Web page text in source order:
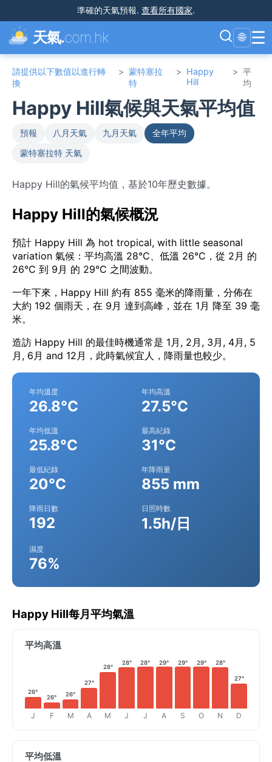
準確的天氣預報. 查看所有國家.
天氣.com.hk 🌐 ☰
請提供以下數值以進行轉
換
> 蒙特塞拉
特
> Happy
Hill
> 平
均
Happy Hill氣候與天氣平均值
預報 八月天氣 九月天氣
全年平均
蒙特塞拉特 天氣
Happy Hill的氣候平均值，基於10年歷史數據。
Happy Hill的氣候概況
預計 Happy Hill 為 hot tropical, with little seasonal
variation 氣候：平均高溫 28°C、低溫 26°C，從 2月 的
26°C 到 9月 的 29°C 之間波動。
一年下來，Happy Hill 約有 855 毫米的降雨量，分佈在
大約 192 個雨天，在 9月 達到高峰，並在 1月 降至 39 毫
米。
造訪 Happy Hill 的最佳時機通常是 1月, 2月, 3月, 4月, 5
月, 6月 and 12月，此時氣候宜人，降雨量也較少。
年均溫度
26.8°C
年均高溫
27.5°C
年均低溫
25.8°C
最高紀錄
31°C
最低紀錄
20°C
年降雨量
855 mm
降雨日數
192
日照時數
1.5h/日
濕度
76%
Happy Hill每月平均氣溫
平均高溫
26°
J
26°
F
26°
M
27°
A
28°
M
28°
J
28°
J
29°
A
29°
S
29°
O
28°
N
27°
D
平均低溫